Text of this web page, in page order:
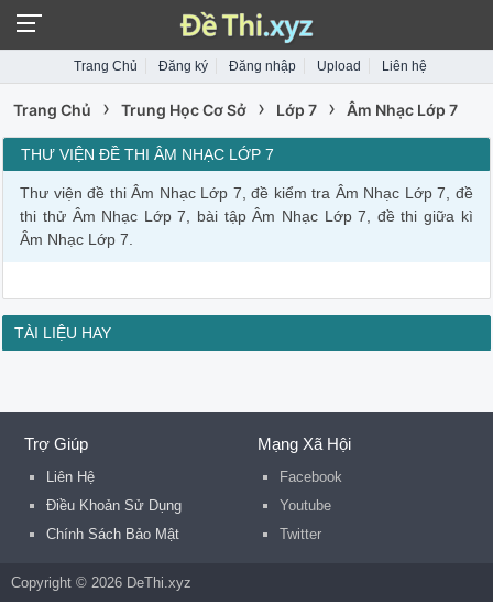
Trang Chủ Đăng ký Đăng nhập Upload Liên hệ
Trang Chủ › Trung Học Cơ Sở › Lớp 7 › Âm Nhạc Lớp 7
THƯ VIỆN ĐỀ THI ÂM NHẠC LỚP 7
Thư viện đề thi Âm Nhạc Lớp 7, đề kiểm tra Âm Nhạc Lớp 7, đề
thi thử Âm Nhạc Lớp 7, bài tập Âm Nhạc Lớp 7, đề thi giữa kì
Âm Nhạc Lớp 7.
TÀI LIỆU HAY
Trợ Giúp
Liên Hệ
Điều Khoản Sử Dụng
Chính Sách Bảo Mật
Mạng Xã Hội
Facebook
Youtube
Twitter
Copyright © 2026 DeThi.xyz